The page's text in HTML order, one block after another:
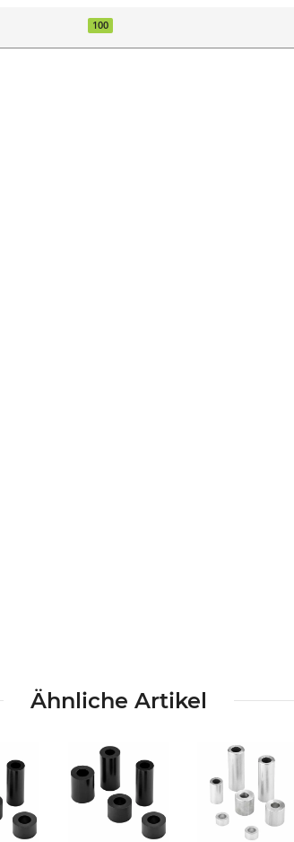
100
Ähnliche Artikel